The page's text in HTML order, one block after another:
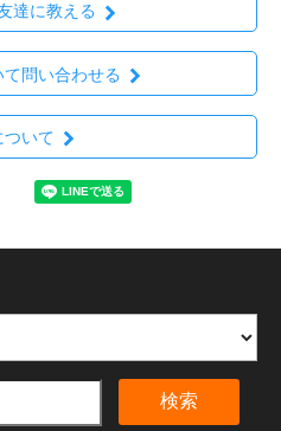
達に教える
問い合わせる
ついて
検索